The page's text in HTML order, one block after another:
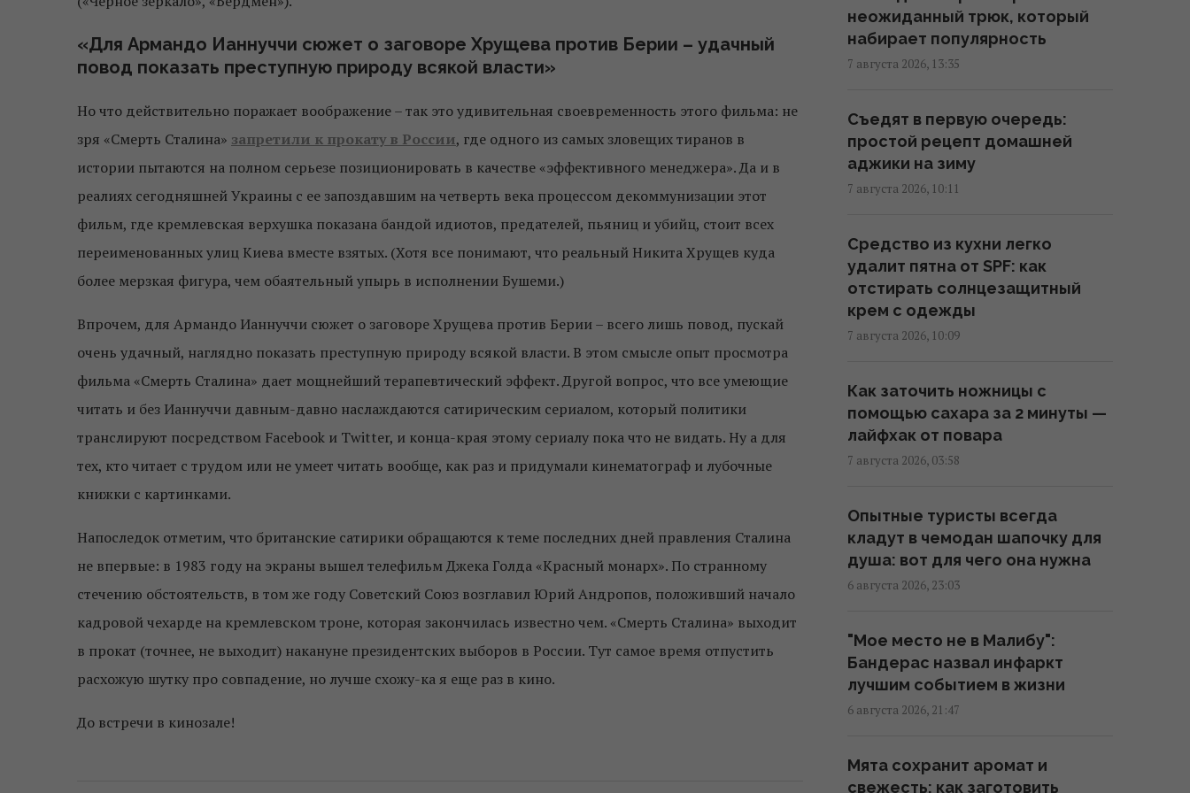
«Для Армандо Ианнуччи сюжет о заговоре Хрущева против Берии – удачный
повод показать преступную природу всякой власти»
Но что действительно поражает воображение – так это удивительная своевременность этого фильма: не
зря «Смерть Сталина» запретили к прокату в России, где одного из самых зловещих тиранов в
истории пытаются на полном серьезе позиционировать в качестве «эффективного менеджера». Да и в
реалиях сегодняшней Украины с ее запоздавшим на четверть века процессом декоммунизации этот
фильм, где кремлевская верхушка показана бандой идиотов, предателей, пьяниц и убийц, стоит всех
переименованных улиц Киева вместе взятых. (Хотя все понимают, что реальный Никита Хрущев куда
более мерзкая фигура, чем обаятельный упырь в исполнении Бушеми.)
Впрочем, для Армандо Ианнуччи сюжет о заговоре Хрущева против Берии – всего лишь повод, пускай
очень удачный, наглядно показать преступную природу всякой власти. В этом смысле опыт просмотра
фильма «Смерть Сталина» дает мощнейший терапевтический эффект. Другой вопрос, что все умеющие
читать и без Ианнуччи давным-давно наслаждаются сатирическим сериалом, который политики
транслируют посредством Facebook и Twitter, и конца-края этому сериалу пока что не видать. Ну а для
тех, кто читает с трудом или не умеет читать вообще, как раз и придумали кинематограф и лубочные
книжки с картинками.
Напоследок отметим, что британские сатирики обращаются к теме последних дней правления Сталина
не впервые: в 1983 году на экраны вышел телефильм Джека Голда «Красный монарх». По странному
стечению обстоятельств, в том же году Советский Союз возглавил Юрий Андропов, положивший начало
кадровой чехарде на кремлевском троне, которая закончилась известно чем. «Смерть Сталина» выходит
в прокат (точнее, не выходит) накануне президентских выборов в России. Тут самое время отпустить
расхожую шутку про совпадение, но лучше схожу-ка я еще раз в кино.
До встречи в кинозале!
календарь на август 2026
07:30 суббота, 08 августа 2026
сегодня, что нужно сделать,
чтобы исполнилось желание
06:30 суббота, 08 августа 2026
самые большие организмы на
планете
06:27 суббота, 08 августа 2026
обнаружили еще один "компас"
05:24 суббота, 08 августа 2026
ценности на свалку
04:22 суббота, 08 августа 2026
маршруты животных: они
нашли выход
02:18 суббота, 08 августа 2026
Праге, которые стоит знать
неожиданный трюк, который
набирает популярность
7 августа 2026, 13:35
Съедят в первую очередь:
простой рецепт домашней
аджики на зиму
7 августа 2026, 10:11
Средство из кухни легко
удалит пятна от SPF: как
отстирать солнцезащитный
крем с одежды
7 августа 2026, 10:09
Как заточить ножницы с
помощью сахара за 2 минуты —
лайфхак от повара
7 августа 2026, 03:58
Опытные туристы всегда
кладут в чемодан шапочку для
душа: вот для чего она нужна
6 августа 2026, 23:03
"Мое место не в Малибу":
Бандерас назвал инфаркт
лучшим событием в жизни
6 августа 2026, 21:47
Мята сохранит аромат и
свежесть: как заготовить